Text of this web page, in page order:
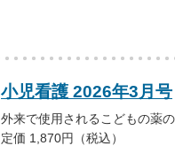
小児看護 2026年3月号
外来で使用されるこどもの薬
定価 1,870円（税込）